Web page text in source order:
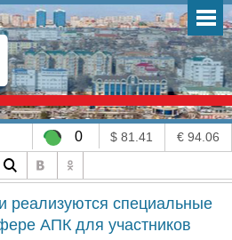
0 $ 81.41 € 94.06
реализуются специальные
АПК для участников